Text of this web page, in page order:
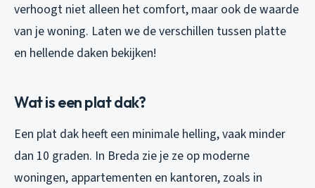
verhoogt niet alleen het comfort, maar ook de waarde
van je woning. Laten we de verschillen tussen platte
en hellende daken bekijken!
Wat is een plat dak?
Een plat dak heeft een minimale helling, vaak minder
dan 10 graden. In Breda zie je ze op moderne
woningen, appartementen en kantoren, zoals in